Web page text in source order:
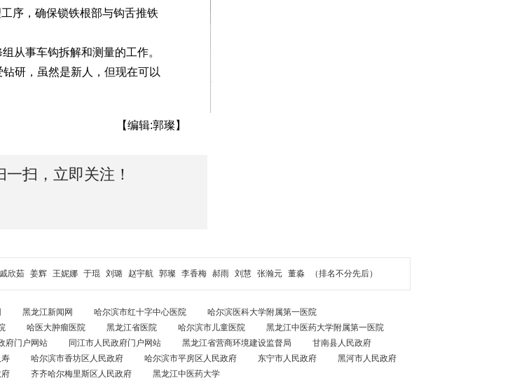
序，确保锁铁根部与钩舌推铁
事车钩拆解和测量的工作。
钻研，虽然是新人，但现在可以
【编辑:郭璨】
扫，立即关注！
戚欣茹 姜辉 王妮娜 于琨 刘璐 赵宇航 郭璨 李香梅 郝雨 刘慧 张瀚元 董淼 （排名不分先后）
黑龙江新闻网 哈尔滨市红十字中心医院
哈尔滨医科大学附属第一医院
哈医大肿瘤医院 黑龙江省医院 哈尔滨市儿童医院
黑龙江中医药大学附属第一医院
府门户网站 同江市人民政府门户网站 黑龙江省营商环境建设监督局
甘南县人民政府
哈尔滨市香坊区人民政府 哈尔滨市平房区人民政府 东宁市人民政府
黑河市人民政府
府 齐齐哈尔梅里斯区人民政府 黑龙江中医药大学